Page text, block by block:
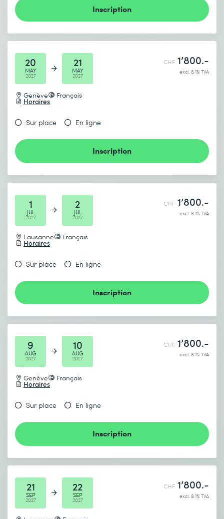
Inscription
20
MAY
2027
21
MAY
2027
Genève Français
Horaires
CHF 1’800.-
excl. 8.1% TVA
Sur place En ligne
Inscription
1
JUL
2027
2
JUL
2027
Lausanne Français
Horaires
CHF 1’800.-
excl. 8.1% TVA
Sur place En ligne
Inscription
9
AUG
2027
10
AUG
2027
Genève Français
Horaires
CHF 1’800.-
excl. 8.1% TVA
Sur place En ligne
Inscription
21
SEP
2027
22
SEP
2027
CHF 1’800.-
excl. 8.1% TVA